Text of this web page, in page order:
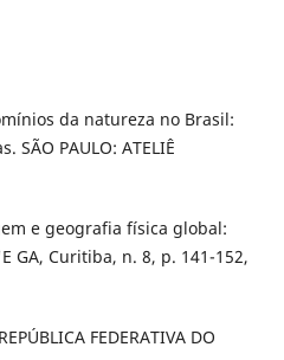
da natureza no Brasil:
SÃO PAULO: ATELIÊ
e geografia física global:
GA, Curitiba, n. 8, p. 141-152,
FEDERATIVA DO